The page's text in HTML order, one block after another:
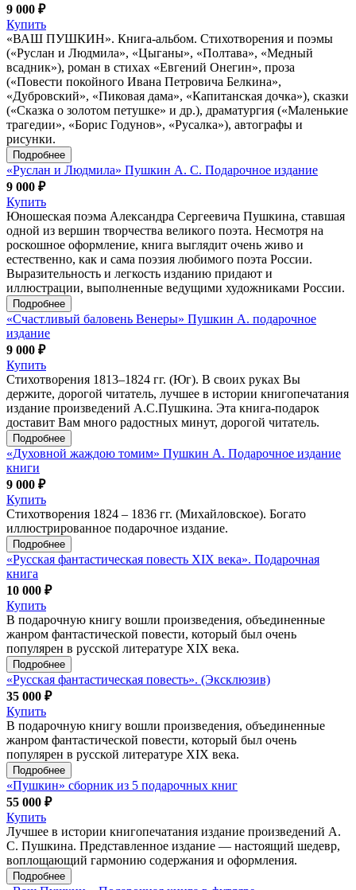
9 000 ₽
Купить
«ВАШ ПУШКИН». Книга-альбом. Стихотворения и поэмы
(«Руслан и Людмила», «Цыганы», «Полтава», «Медный
всадник»), роман в стихах «Евгений Онегин», проза
(«Повести покойного Ивана Петровича Белкина»,
«Дубровский», «Пиковая дама», «Капитанская дочка»), сказки
(«Сказка о золотом петушке» и др.), драматургия («Маленькие
трагедии», «Борис Годунов», «Русалка»), автографы и
рисунки.
Подробнее
«Руслан и Людмила» Пушкин А. С. Подарочное издание
9 000 ₽
Купить
Юношеская поэма Александра Сергеевича Пушкина, ставшая
одной из вершин творчества великого поэта. Несмотря на
роскошное оформление, книга выглядит очень живо и
естественно, как и сама поэзия любимого поэта России.
Выразительность и легкость изданию придают и
иллюстрации, выполненные ведущими художниками России.
Подробнее
«Счастливый баловень Венеры» Пушкин А. подарочное
издание
9 000 ₽
Купить
Стихотворения 1813–1824 гг. (Юг). В своих руках Вы
держите, дорогой читатель, лучшее в истории книгопечатания
издание произведений А.С.Пушкина. Эта книга-подарок
доставит Вам много радостных минут, дорогой читатель.
Подробнее
«Духовной жаждою томим» Пушкин А. Подарочное издание
книги
9 000 ₽
Купить
Стихотворения 1824 – 1836 гг. (Михайловское). Богато
иллюстрированное подарочное издание.
Подробнее
«Русская фантастическая повесть ХIX века». Подарочная
книга
10 000 ₽
Купить
В подарочную книгу вошли произведения, объединенные
жанром фантастической повести, который был очень
популярен в русской литературе XIX века.
Подробнее
«Русская фантастическая повесть». (Эксклюзив)
35 000 ₽
Купить
В подарочную книгу вошли произведения, объединенные
жанром фантастической повести, который был очень
популярен в русской литературе XIX века.
Подробнее
«Пушкин» сборник из 5 подарочных книг
55 000 ₽
Купить
Лучшее в истории книгопечатания издание произведений А.
С. Пушкина. Представленное издание — настоящий шедевр,
воплощающий гармонию содержания и оформления.
Подробнее